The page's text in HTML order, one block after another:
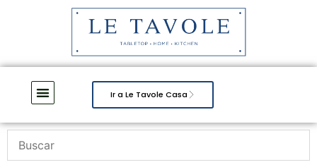
Ir a Le Tavole Casa